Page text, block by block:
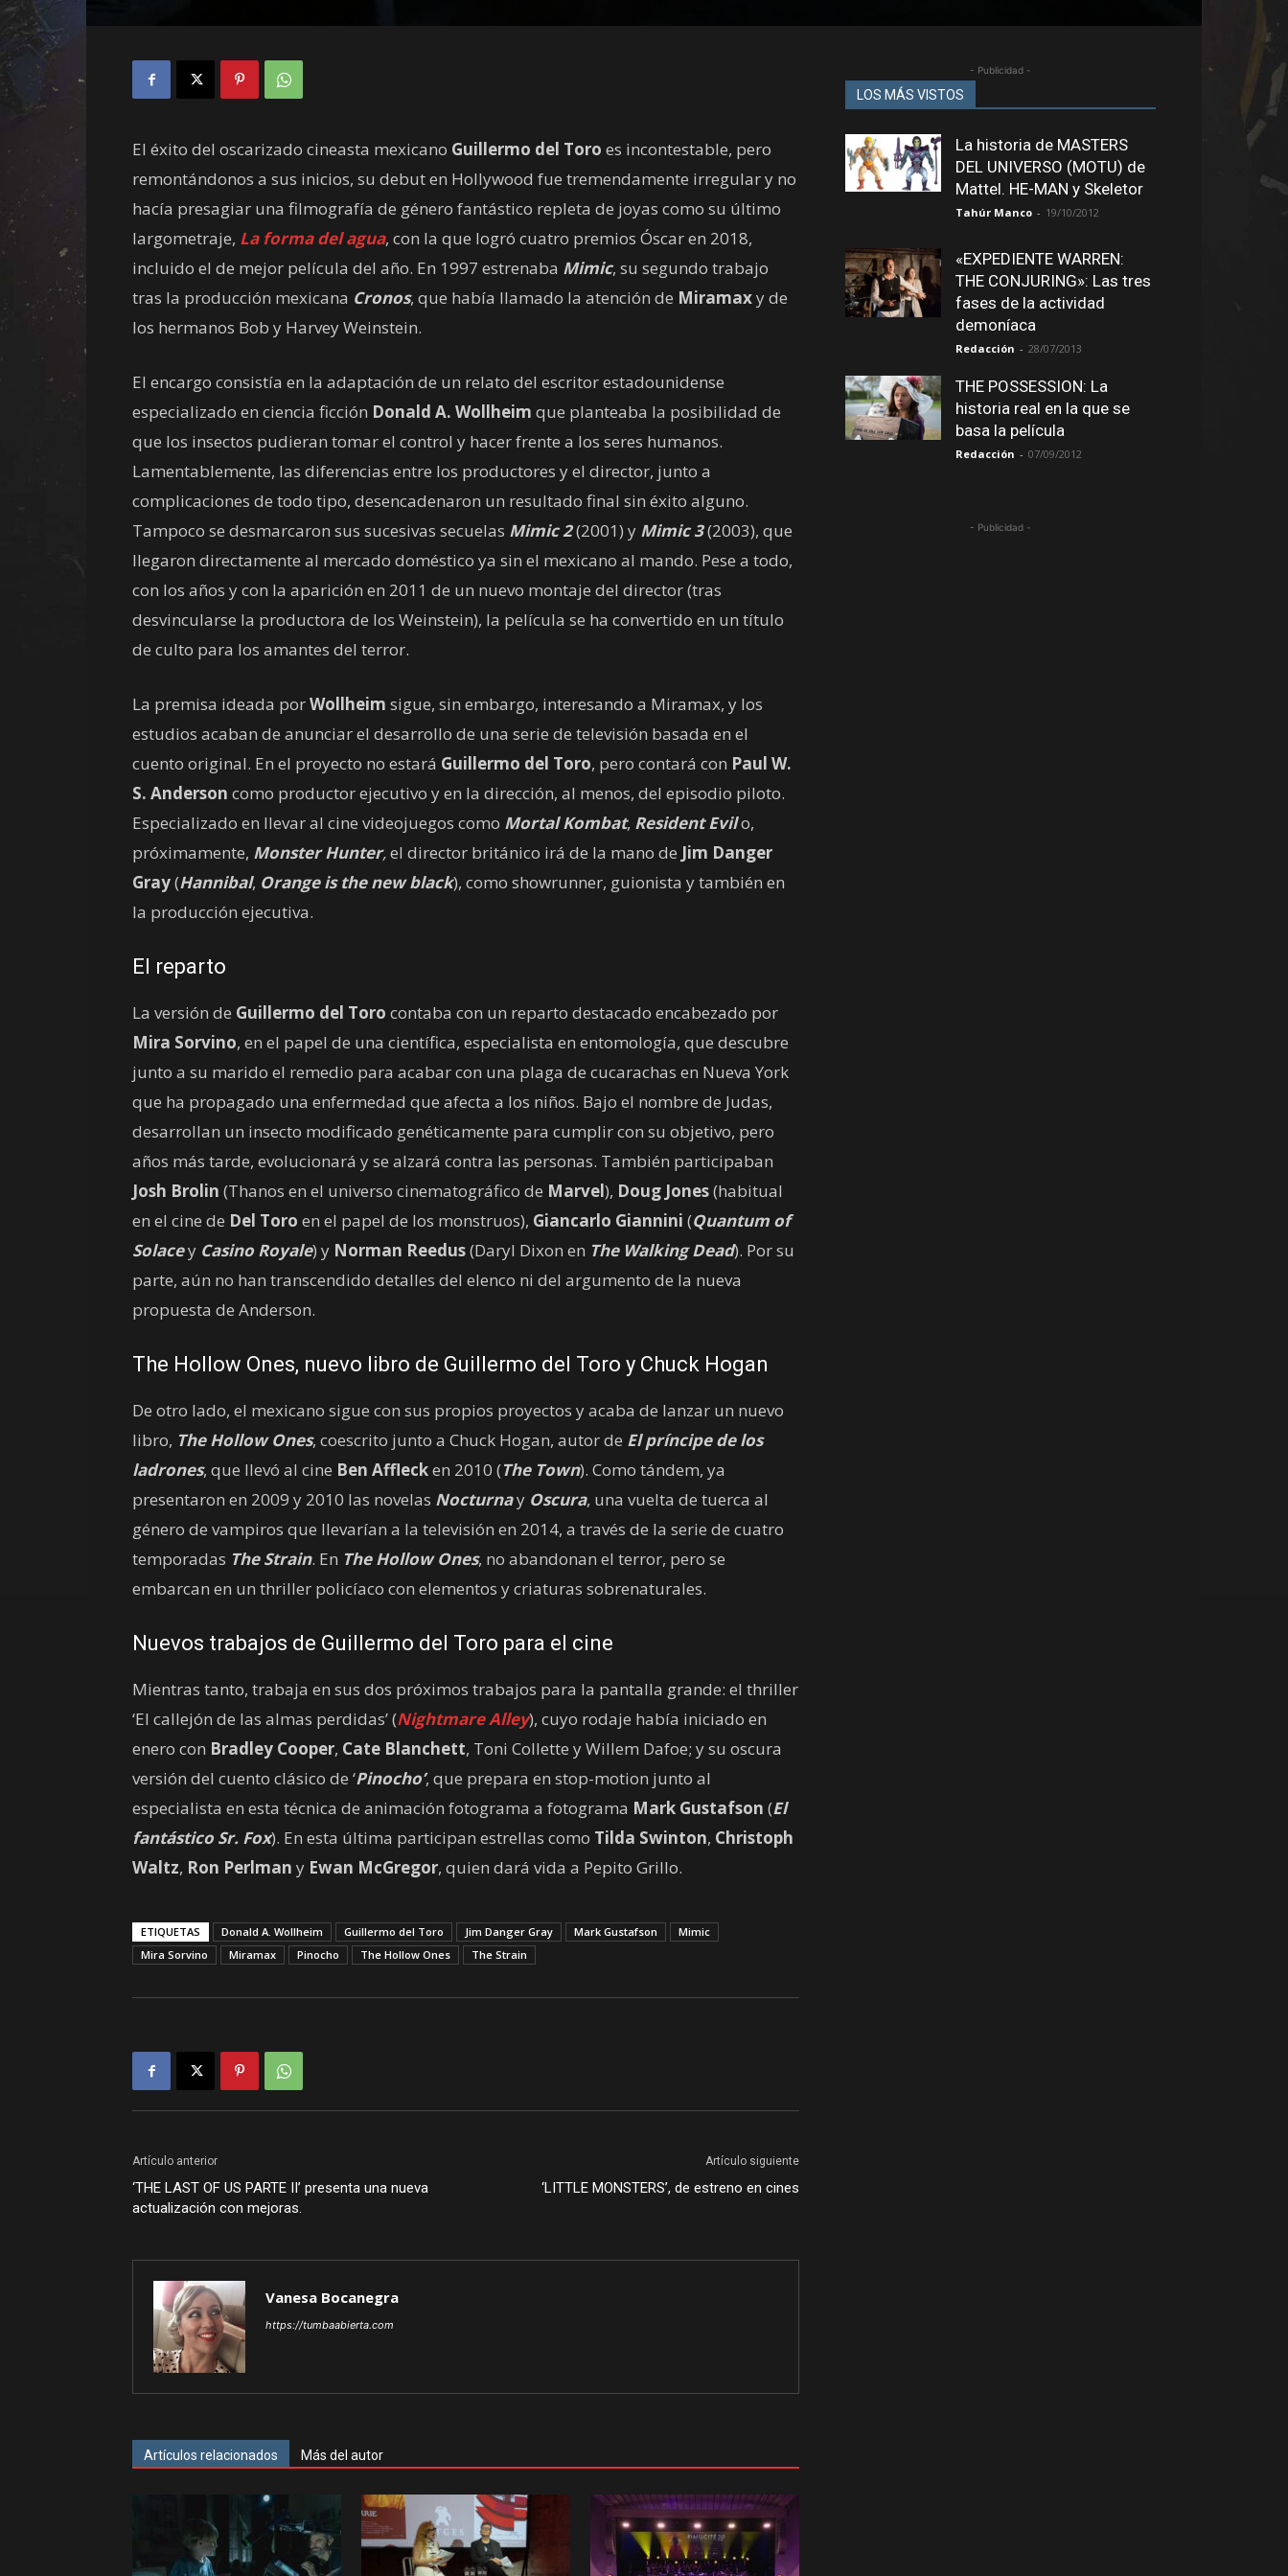
El éxito del oscarizado cineasta mexicano Guillermo del Toro es incontestable, pero
remontándonos a sus inicios, su debut en Hollywood fue tremendamente irregular y no
hacía presagiar una filmografía de género fantástico repleta de joyas como su último
largometraje, La forma del agua, con la que logró cuatro premios Óscar en 2018,
incluido el de mejor película del año. En 1997 estrenaba Mimic, su segundo trabajo
tras la producción mexicana Cronos, que había llamado la atención de Miramaxy de
los hermanos Bob y Harvey Weinstein.
El encargo consistía en la adaptación de un relato del escritor estadounidense
especializado en ciencia ficción Donald A. Wollheim que planteaba la posibilidad de
que los insectos pudieran tomar el control y hacer frente a los seres humanos.
Lamentablemente, las diferencias entre los productores y el director, junto a
complicaciones de todo tipo, desencadenaron un resultado final sin éxito alguno.
Tampoco se desmarcaron sus sucesivas secuelas Mimic 2(2001) y Mimic 3(2003), que
llegaron directamente al mercado doméstico ya sin el mexicano al mando. Pese a todo,
con los años y con la aparición en 2011 de un nuevo montaje del director (tras
desvincularse la productora de los Weinstein), la película se ha convertido en un título
de culto para los amantes del terror.
La premisa ideada porWollheim sigue, sin embargo, interesando a Miramax, y los
estudios acaban de anunciar el desarrollo de una serie de televisión basada en el
cuento original. En el proyecto no estará Guillermo del Toro, pero contará con Paul W.
S. Anderson como productor ejecutivo y en la dirección, al menos, del episodio piloto.
Especializado en llevar al cine videojuegos como Mortal Kombat, Resident Evilo,
próximamente, Monster Hunter,el director británico irá de la mano de Jim Danger
Gray(Hannibal, Orange is the new black), como showrunner, guionista y también en
la producción ejecutiva.
El reparto
La versión de Guillermo del Toro contaba con un reparto destacado encabezado por
Mira Sorvino, en el papel de una científica, especialista en entomología, que descubre
junto a su marido el remedio para acabar con una plaga de cucarachas en Nueva York
que ha propagado una enfermedad que afecta a los niños. Bajo el nombre de Judas,
desarrollan un insecto modificado genéticamente para cumplir con su objetivo, pero
años más tarde, evolucionará y se alzará contra las personas. También participaban
Josh Brolin (Thanos en el universo cinematográfico de Marvel), Doug Jones(habitual
en el cine de Del Toro en el papel de los monstruos), Giancarlo Giannini (Quantum of
Solacey Casino Royale) y Norman Reedus(Daryl Dixon en The Walking Dead). Por su
parte, aún no han transcendido detalles del elenco ni del argumento de la nueva
propuesta de Anderson.
The Hollow Ones, nuevo libro de Guillermo del Toro y Chuck Hogan
De otro lado, el mexicano sigue con sus propios proyectos y acaba de lanzar un nuevo
libro, The Hollow Ones, coescrito junto a Chuck Hogan, autor de El príncipe de los
ladrones, que llevó al cine Ben Afflecken 2010 (The Town). Como tándem, ya
presentaron en 2009 y 2010 las novelas Nocturnay Oscura, una vuelta de tuerca al
género de vampiros que llevarían a la televisión en 2014, a través de la serie de cuatro
temporadas The Strain. En The Hollow Ones, no abandonan el terror, pero se
embarcan en un thriller policíaco con elementos y criaturas sobrenaturales.
Nuevos trabajos de Guillermo del Toro para el cine
Mientras tanto, trabaja en sus dos próximos trabajos para la pantalla grande: el thriller
‘El callejón de las almas perdidas’ (Nightmare Alley), cuyo rodaje había iniciado en
enero con Bradley Cooper, Cate Blanchett, Toni Collette y Willem Dafoe; y su oscura
versión del cuento clásico de ‘Pinocho’, que prepara en stop-motion junto al
especialista en esta técnica de animación fotograma a fotograma Mark Gustafson (El
fantástico Sr. Fox). En esta última participan estrellas como Tilda Swinton, Christoph
Waltz, Ron Perlman y Ewan McGregor, quien dará vida a Pepito Grillo.
ETIQUETAS Donald A. Wollheim Guillermo del Toro Jim Danger Gray Mark Gustafson
Mimic
Mira Sorvino
Miramax Pinocho The Hollow Ones The Strain
Artículo anterior
‘THE LAST OF US PARTE II’ presenta una nueva
actualización con mejoras.
Artículo siguiente
‘LITTLE MONSTERS’, de estreno en cines
Vanesa Bocanegra
https://tumbaabierta.com
Artículos relacionados Más del autor
- Publicidad -
LOS MÁS VISTOS
La historia de MASTERS
DEL UNIVERSO (MOTU) de
Mattel. HE-MAN y Skeletor
Tahúr Manco - 19/10/2012
«EXPEDIENTE WARREN:
THE CONJURING»: Las tres
fases de la actividad
demoníaca
Redacción - 28/07/2013
THE POSSESSION: La
historia real en la que se
basa la película
Redacción - 07/09/2012
- Publicidad -